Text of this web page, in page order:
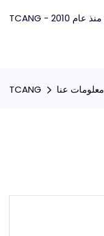
TCANG معلومات عنا